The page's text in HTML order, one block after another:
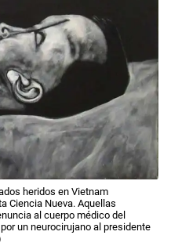
heridos en Vietnam
Ciencia Nueva. Aquellas
al cuerpo médico del
un neurocirujano al presidente